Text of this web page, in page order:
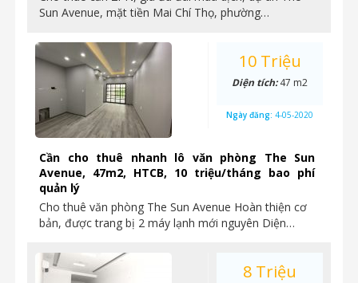
Sun Avenue, mặt tiền Mai Chí Thọ, phường…
Cần cho thuê nhanh lô văn phòng The Sun
Avenue, 47m2, HTCB, 10 triệu/tháng bao phí
quản lý
Cho thuê văn phòng The Sun Avenue Hoàn thiện cơ
bản, được trang bị 2 máy lạnh mới nguyên Diện…
10 Triệu
Diện tích:47 m2
Ngày đăng: 4-05-2020
8 Triệu